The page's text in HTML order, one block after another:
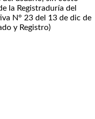
la Registraduría del
N° 23 del 13 de dic de
y Registro)